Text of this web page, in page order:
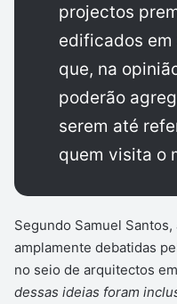
projectos
edificados em
que, na
poderão
serem até
quem visita o
Segundo Samuel
amplamente debatidas
no seio de arquitectos
dessas ideias foram